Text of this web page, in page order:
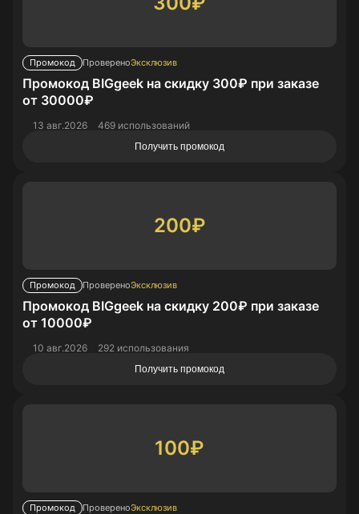
Промокод ПровереноЭксклюзив
Промокод BIGgeek на скидку 300₽ при заказе
от 30000₽
13 авг.2026 469 использований
Получить промокод
200₽
Промокод ПровереноЭксклюзив
Промокод BIGgeek на скидку 200₽ при заказе
от 10000₽
10 авг.2026 292 использования
Получить промокод
100₽
Промокод ПровереноЭксклюзив